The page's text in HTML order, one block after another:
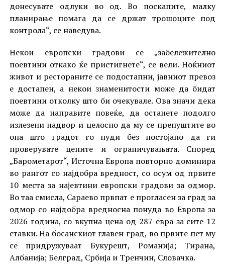
донесувате одлуки во од. Во поскапите, малку
планирање помага да се држат трошоците под
контрола“, се наведува.
Некои европски градови се „забележително
поевтини откако ќе пристигнете“, се вели. Ноќниот
живот и рестораните се подостапни, јавниот превоз
е достапен, а некои знаменитости може да бидат
поевтини отколку што би очекувале. Ова значи дека
може да направите повеќе, да останете подолго
излезени надвор и целосно да му се препуштите во
она што градот го нуди без постојано да ги
проверувате цените и ограничувањата. Според
„Барометарот“, Источна Европа повторно доминира
во рангот со најдобра вредност, со осум од првите
10 места за најевтини европски градови за одмор.
Во таа смисла, Сараево првпат е прогласен за град за
одмор со најдобра вредносна понуда во Европа за
2026 година, со вкупна цена од 287 евра за сите 12
ставки. На босанскиот главен град, во првите пет му
се придружуваат Букурешт, Романија; Тирана,
Албанија; Белград, Србија и Тренчин, Словачка.